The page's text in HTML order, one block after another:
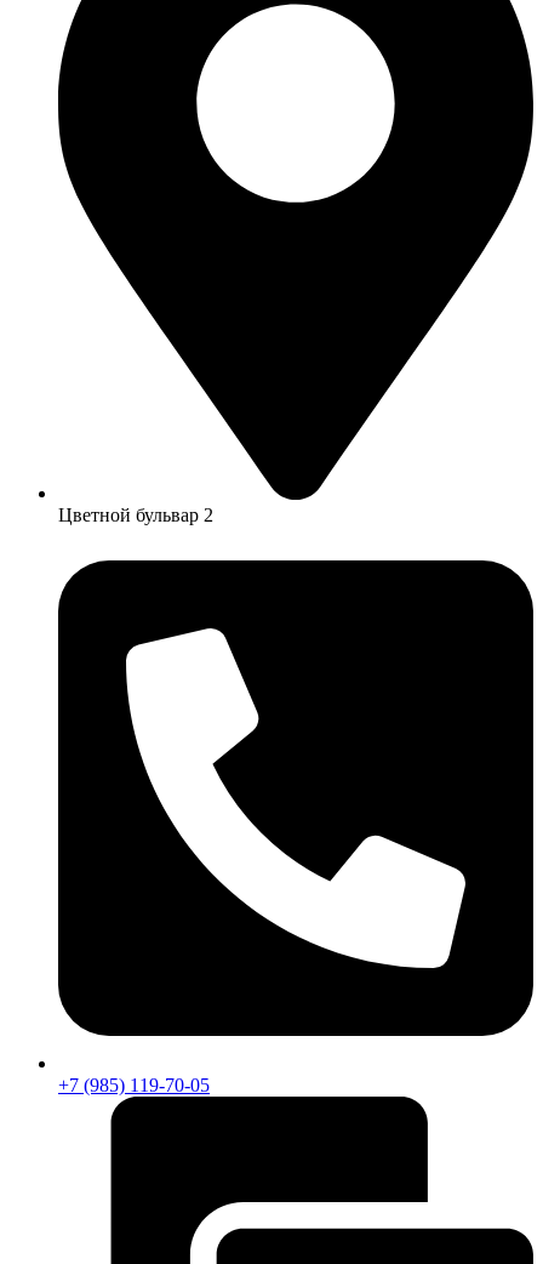
Цветной бульвар 2
+7 (985) 119-70-05